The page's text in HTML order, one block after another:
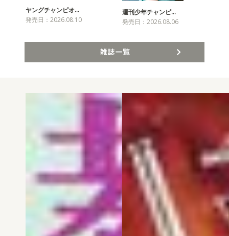
ヤングチャンピオ…
発売日：2026.08.10
週刊少年チャンピ…
発売日：2026.08.06